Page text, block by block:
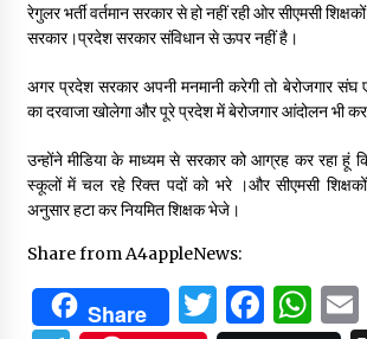
रेगुलर भर्ती वर्तमान सरकार से हो नहीं रही ओर सीएमसी
सरकार।प्रदेश सरकार संविधान से ऊपर नहीं है।
अगर प्रदेश सरकार अपनी मनमानी करेगी तो बेरोजगार संघ
का दरवाजा खोलेगा और पूरे प्रदेश में बेरोजगार आंदोलन भी
उन्होंने मीडिया के माध्यम से सरकार को आग्रह कर रहा हूं
स्कूलों में चल रहे रिक्त पदों को भरे ।और सीएमसी
अनुसार हटा कर नियमित शिक्षक भेजे।
Share from A4appleNews:
Share Twitter